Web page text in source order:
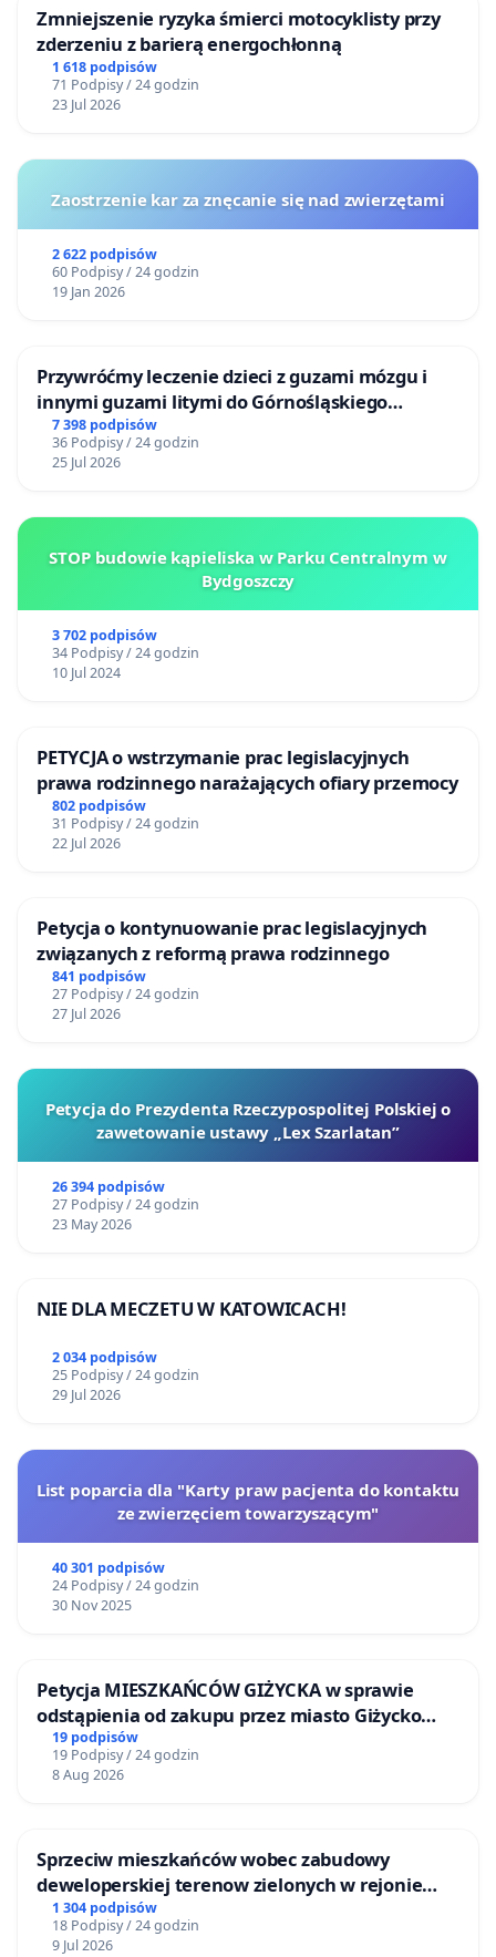
Zmniejszenie ryzyka śmierci motocyklisty przy
zderzeniu z barierą energochłonną
1 618 podpisów
71 Podpisy / 24 godzin
23 Jul 2026
Zaostrzenie kar za znęcanie się nad zwierzętami
2 622 podpisów
60 Podpisy / 24 godzin
19 Jan 2026
Przywróćmy leczenie dzieci z guzami mózgu i
innymi guzami litymi do Górnośląskiego
Centrum Zdrowia Dziecka w Katowicach
7 398 podpisów
36 Podpisy / 24 godzin
25 Jul 2026
STOP budowie kąpieliska w Parku Centralnym w
Bydgoszczy
3 702 podpisów
34 Podpisy / 24 godzin
10 Jul 2024
PETYCJA o wstrzymanie prac legislacyjnych
prawa rodzinnego narażających ofiary przemocy
802 podpisów
31 Podpisy / 24 godzin
22 Jul 2026
Petycja o kontynuowanie prac legislacyjnych
związanych z reformą prawa rodzinnego
841 podpisów
27 Podpisy / 24 godzin
27 Jul 2026
Petycja do Prezydenta Rzeczypospolitej Polskiej o
zawetowanie ustawy „Lex Szarlatan”
26 394 podpisów
27 Podpisy / 24 godzin
23 May 2026
NIE DLA MECZETU W KATOWICACH!
2 034 podpisów
25 Podpisy / 24 godzin
29 Jul 2026
List poparcia dla "Karty praw pacjenta do kontaktu
ze zwierzęciem towarzyszącym"
40 301 podpisów
24 Podpisy / 24 godzin
30 Nov 2025
Petycja MIESZKAŃCÓW GIŻYCKA w sprawie
odstąpienia od zakupu przez miasto Giżycko
nieruchomości położonej nad jeziorem Niegocin
19 podpisów
19 Podpisy / 24 godzin
8 Aug 2026
Sprzeciw mieszkańców wobec zabudowy
deweloperskiej terenow zielonych w rejonie
Bulwarów Straceńskich w Bielsku-Białej
1 304 podpisów
18 Podpisy / 24 godzin
9 Jul 2026